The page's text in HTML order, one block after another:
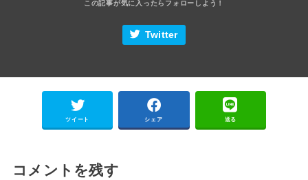
Twitter
ツイート シェア 送る
コメントを残す